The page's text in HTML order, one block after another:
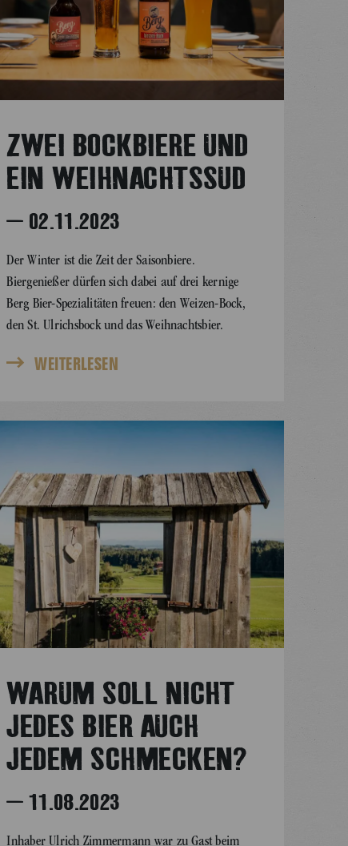
ZWEI BOCKBIERE UND
EIN WEIHNACHTSSUD
– 02.11.2023
Der Winter ist die Zeit der Saisonbiere.
Biergenießer dürfen sich dabei auf drei kernige
Berg Bier-Spezialitäten freuen: den Weizen-Bock,
den St. Ulrichsbock und das Weihnachtsbier.
WEITERLESEN
WARUM SOLL NICHT
JEDES BIER AUCH
JEDEM SCHMECKEN?
– 11.08.2023
Inhaber Ulrich Zimmermann war zu Gast beim